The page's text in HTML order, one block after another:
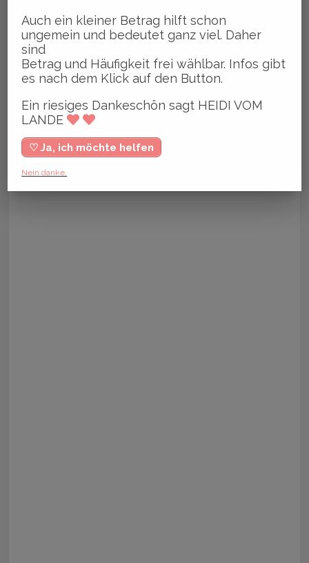
Auch ein kleiner Betrag hilft schon
ungemein und bedeutet ganz viel. Daher
sind
Betrag und Häufigkeit frei wählbar. Infos gibt
es nach dem Klick auf den Button.
Ein riesiges Dankeschön sagt HEIDI VOM
LANDE
♡ Ja, ich möchte helfen
Nein danke.